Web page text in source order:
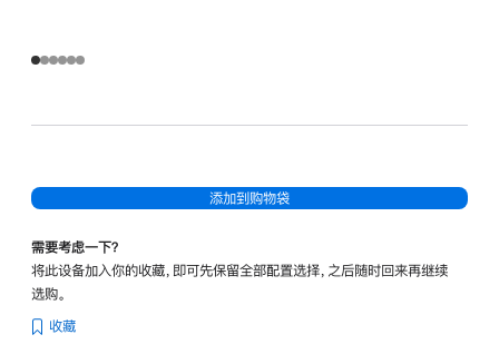
添加到购物袋
需要考虑一下？
将此设备加入你的收藏，即可先保留全部配置选择，之后随时回来再继续
选购。
收藏